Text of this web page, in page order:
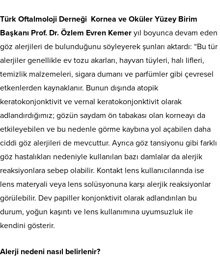
Türk Oftalmoloji Derneği Kornea ve Oküler Yüzey Birim
Başkanı Prof. Dr. Özlem Evren Kemer yıl boyunca devam eden
göz alerjileri de bulunduğunu söyleyerek şunları aktardı: “Bu tür
alerjiler genellikle ev tozu akarları, hayvan tüyleri, halı lifleri,
temizlik malzemeleri, sigara dumanı ve parfümler gibi çevresel
etkenlerden kaynaklanır. Bunun dışında atopik
keratokonjonktivit ve vernal keratokonjonktivit olarak
adlandırdığımız; gözün saydam ön tabakası olan korneayı da
etkileyebilen ve bu nedenle görme kaybına yol açabilen daha
ciddi göz alerjileri de mevcuttur. Ayrıca göz tansiyonu gibi farklı
göz hastalıkları nedeniyle kullanılan bazı damlalar da alerjik
reaksiyonlara sebep olabilir. Kontakt lens kullanıcılarında ise
lens materyali veya lens solüsyonuna karşı alerjik reaksiyonlar
görülebilir. Dev papiller konjonktivit olarak adlandırılan bu
durum, yoğun kaşıntı ve lens kullanımına uyumsuzluk ile
kendini gösterir.
Alerji nedeni nasıl belirlenir?